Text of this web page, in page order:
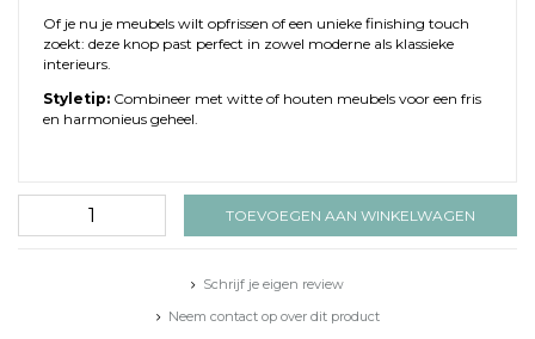
Of je nu je meubels wilt opfrissen of een unieke finishing touch
zoekt: deze knop past perfect in zowel moderne als klassieke
interieurs.
Styletip: Combineer met witte of houten meubels voor een fris
en harmonieus geheel.
TOEVOEGEN AAN WINKELWAGEN
Schrijf je eigen review
Neem contact op over dit product